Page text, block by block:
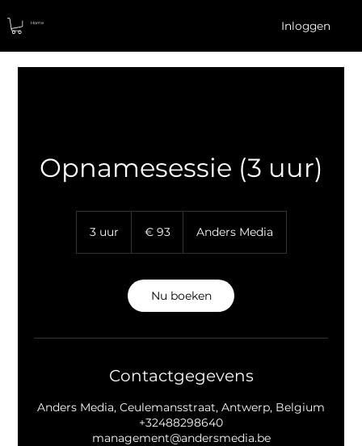
Home Inloggen
Opnamesessie (3 uur)
3 uur € 93 Anders Media
Nu boeken
Contactgegevens
Anders Media, Ceulemansstraat, Antwerp, Belgium
+32488298640
management@andersmedia.be